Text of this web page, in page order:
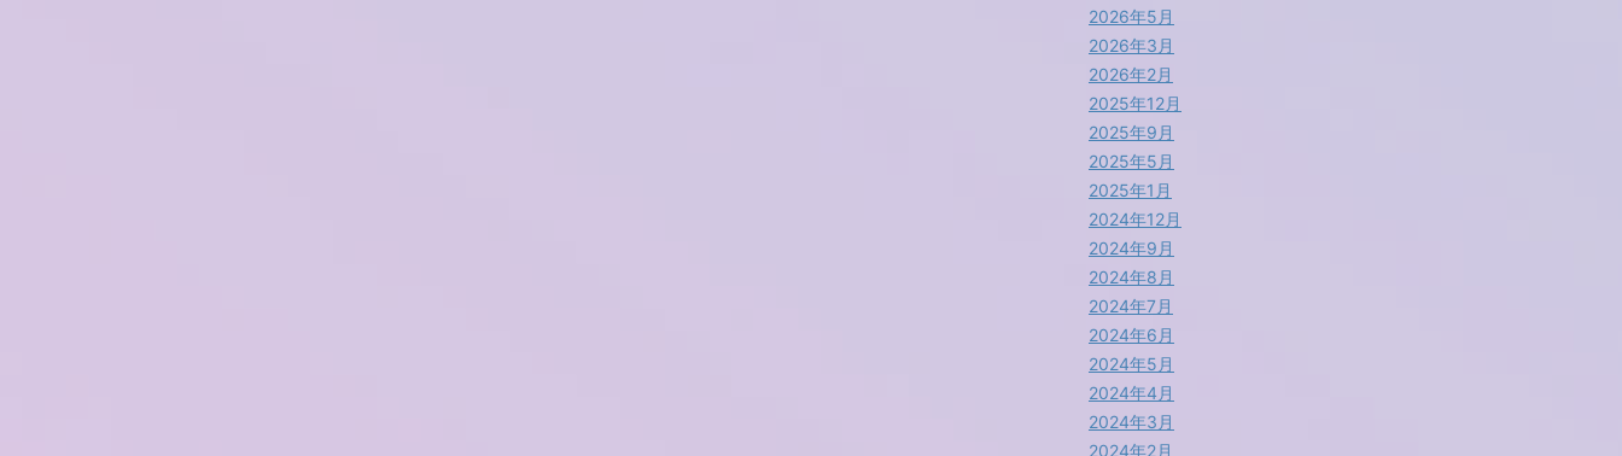
2026年5月
2026年3月
2026年2月
2025年12月
2025年9月
2025年5月
2025年1月
2024年12月
2024年9月
2024年8月
2024年7月
2024年6月
2024年5月
2024年4月
2024年3月
2024年2月